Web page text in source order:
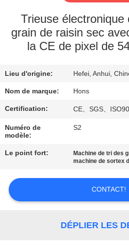
VISITE
D'USINE
DE
QUALITÉ
CONTACTEZ-
NOUS
UNE
CITATION
Trieuse électronique
grain de raisin sec
la CE de pixel de
Lieu d'origine: Hefei, Anhui,
Nom de marque: Hons
Certification: CE、SGS、
Numéro de
modèle:
S2
Le point fort: Machine de tri des
machine de sortex
CONTACT!
DÉPLIER LES